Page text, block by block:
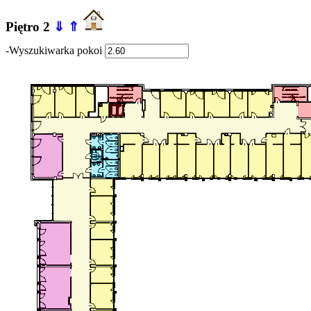
Piętro 2 ⇓ ⇑
-Wyszukiwarka pokoi